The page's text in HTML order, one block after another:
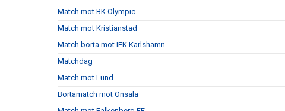
Match mot BK Olympic
Match mot Kristianstad
Match borta mot IFK Karlshamn
Matchdag
Match mot Lund
Bortamatch mot Onsala